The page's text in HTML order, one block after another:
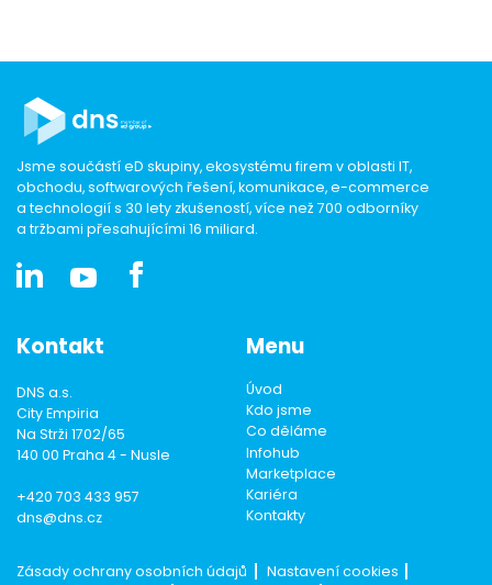
Jsme součástí eD skupiny, ekosystému firem v oblasti IT,
obchodu, softwarových řešení, komunikace, e-commerce
a technologií s 30 lety zkušeností, více než 700 odborníky
a tržbami přesahujícími 16 miliard.
Kontakt
DNS a.s.
City Empiria
Na Strži 1702/65
140 00 Praha 4 - Nusle
+420 703 433 957
dns@dns.cz
Menu
Úvod
Kdo jsme
Co děláme
Infohub
Marketplace
Kariéra
Kontakty
Zásady ochrany osobních údajů
Nastavení cookies